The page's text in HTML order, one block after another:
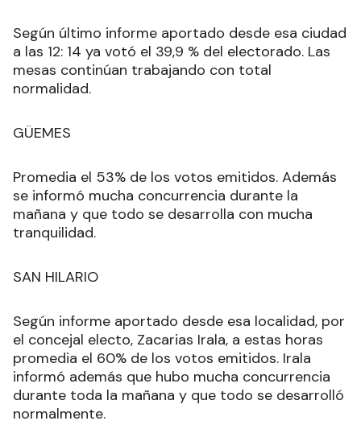
Según último informe aportado desde esa ciudad
a las 12: 14 ya votó el 39,9 % del electorado. Las
mesas continúan trabajando con total
normalidad.
GÜEMES
Promedia el 53% de los votos emitidos. Además
se informó mucha concurrencia durante la
mañana y que todo se desarrolla con mucha
tranquilidad.
SAN HILARIO
Según informe aportado desde esa localidad, por
el concejal electo, Zacarias Irala, a estas horas
promedia el 60% de los votos emitidos. Irala
informó además que hubo mucha concurrencia
durante toda la mañana y que todo se desarrolló
normalmente.